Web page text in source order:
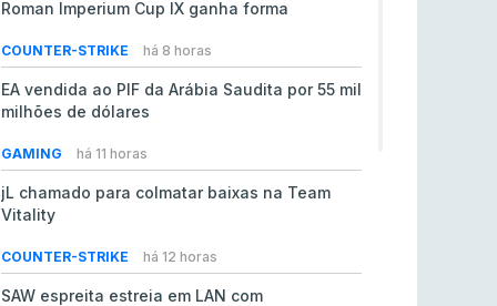
Roman Imperium Cup IX ganha forma
COUNTER-STRIKE há 8 horas
EA vendida ao PIF da Arábia Saudita por 55 mil
milhões de dólares
GAMING há 11 horas
jL chamado para colmatar baixas na Team
Vitality
COUNTER-STRIKE há 12 horas
SAW espreita estreia em LAN com